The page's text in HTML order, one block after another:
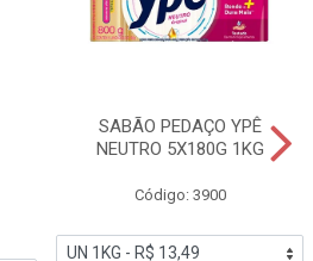
SABÃO PEDAÇO YPÊ
NEUTRO 5X180G 1KG
Código: 3900